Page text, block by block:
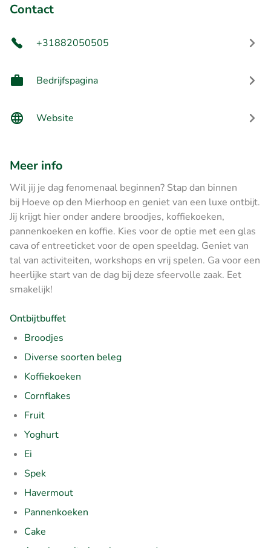
Contact
+31882050505
Bedrijfspagina
Website
Meer info
Wil jij je dag fenomenaal beginnen? Stap dan binnen
bij Hoeve op den Mierhoop en geniet van een luxe ontbijt.
Jij krijgt hier onder andere broodjes, koffiekoeken,
pannenkoeken en koffie. Kies voor de optie met een glas
cava of entreeticket voor de open speeldag. Geniet van
tal van activiteiten, workshops en vrij spelen. Ga voor een
heerlijke start van de dag bij deze sfeervolle zaak. Eet
smakelijk!
Ontbijtbuffet
Broodjes
Diverse soorten beleg
Koffiekoeken
Cornflakes
Fruit
Yoghurt
Ei
Spek
Havermout
Pannenkoeken
Cake